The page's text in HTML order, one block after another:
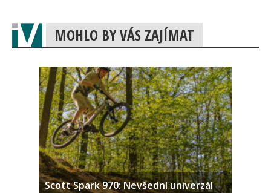
MOHLO BY VÁS ZAJÍMAT
Scott Spark 970: Nevšední univerzál